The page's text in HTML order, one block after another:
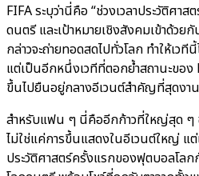
FIFA ระบุว่านี่คือ “ช่วงเวลาประวัติศา
ดนตรี และเป้าหมายเชิงสังคมเข้าด้วย
กล่าวจะถ่ายทอดสดไปทั่วโลก ทำให้เว
แต่เป็นอีกหนึ่งเวทีที่ตอกย้ำสถานะขอ
ขึ้นไปยืนอยู่กลางอีเวนต์สำคัญที่สุดงา
สำหรับแฟน ๆ นี่คืออีกก้าวที่ใหญ่สุด ๆ
ไม่ใช่แค่การขึ้นแสดงในอีเวนต์ใหญ่ แ
ประวัติศาสตร์ครั้งแรกของฟุตบอลโลก